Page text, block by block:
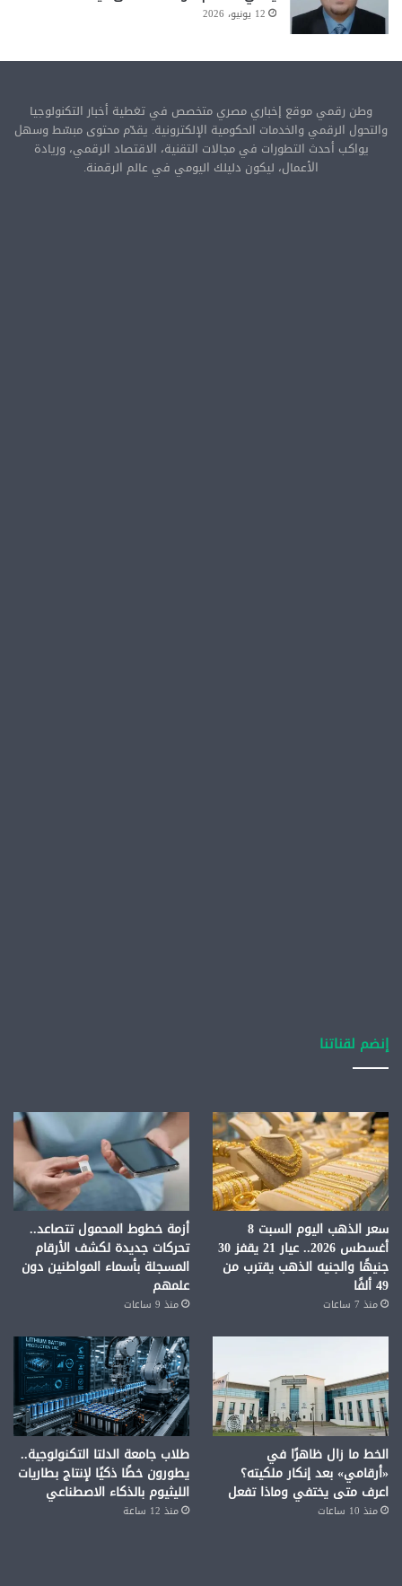
12 يونيو، 2026
وطن رقمي موقع إخباري مصري متخصص في تغطية أخبار التكنولوجيا
والتحول الرقمي والخدمات الحكومية الإلكترونية. يقدّم محتوى مبسّط وسهل
يواكب أحدث التطورات في مجالات التقنية، الاقتصاد الرقمي، وريادة
الأعمال، ليكون دليلك اليومي في عالم الرقمنة.
إنضم لقناتنا
سعر الذهب اليوم السبت 8
أغسطس 2026.. عيار 21 يقفز 30
جنيهًا والجنيه الذهب يقترب من
49 ألفًا
منذ 7 ساعات
أزمة خطوط المحمول تتصاعد..
تحركات جديدة لكشف الأرقام
المسجلة بأسماء المواطنين دون
علمهم
منذ 9 ساعات
الخط ما زال ظاهرًا في
«أرقامي» بعد إنكار ملكيته؟
اعرف متى يختفي وماذا تفعل
منذ 10 ساعات
طلاب جامعة الدلتا التكنولوجية..
يطورون خطًا ذكيًا لإنتاج بطاريات
الليثيوم بالذكاء الاصطناعي
منذ 12 ساعة